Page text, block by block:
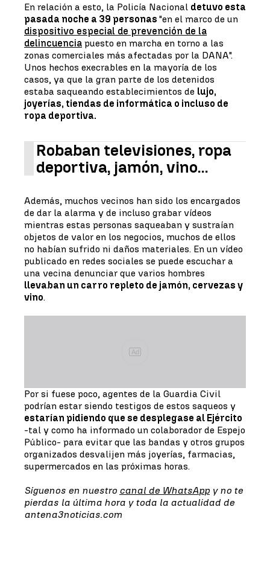
En relación a esto, la Policía Nacional detuvo esta
pasada noche a 39 personas "en el marco de un
dispositivo especial de prevención de la
delincuencia puesto en marcha en torno a las
zonas comerciales más afectadas por la DANA".
Unos hechos execrables en la mayoría de los
casos, ya que la gran parte de los detenidos
estaba saqueando establecimientos de lujo,
joyerías, tiendas de informática o incluso de
ropa deportiva.
Robaban televisiones, ropa
deportiva, jamón, vino...
Además, muchos vecinos han sido los encargados
de dar la alarma y de incluso grabar vídeos
mientras estas personas saqueaban y sustraían
objetos de valor en los negocios, muchos de ellos
no habían sufrido ni daños materiales. En un vídeo
publicado en redes sociales se puede escuchar a
una vecina denunciar que varios hombres
llevaban un carro repleto de jamón, cervezas y
vino.
Ad
Por si fuese poco, agentes de la Guardia Civil
podrían estar siendo testigos de estos saqueos y
estarían pidiendo que se desplegase al Ejército
-tal y como ha informado un colaborador de Espejo
Público- para evitar que las bandas y otros grupos
organizados desvalijen más joyerías, farmacias,
supermercados en las próximas horas.
Síguenos en nuestro canal de WhatsApp y no te
pierdas la última hora y toda la actualidad de
antena3noticias.com